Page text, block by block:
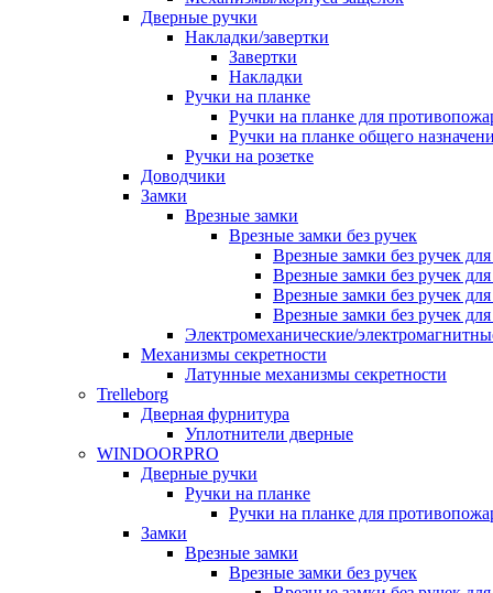
Дверные ручки
Накладки/завертки
Завертки
Накладки
Ручки на планке
Ручки на планке для
Ручки на планке общего
Ручки на розетке
Доводчики
Замки
Врезные замки
Врезные замки без ручек
Врезные замки без ручек
Врезные замки без ручек
Врезные замки без ручек
Врезные замки без ручек
Электромеханические/
Механизмы секретности
Латунные механизмы секретности
Trelleborg
Дверная фурнитура
Уплотнители дверные
WINDOORPRO
Дверные ручки
Ручки на планке
Ручки на планке для
Замки
Врезные замки
Врезные замки без ручек